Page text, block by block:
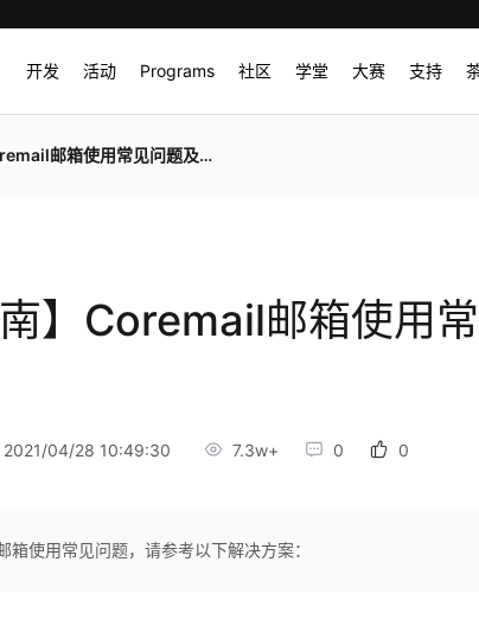
开发 活动 Programs 社区 学堂 大赛 支持
邮箱使用常见问题及解决方案
南】Coremail邮箱使用
2021/04/28 10:49:30 7.3w+ 0 0
箱使用常见问题，请参考以下解决方案：